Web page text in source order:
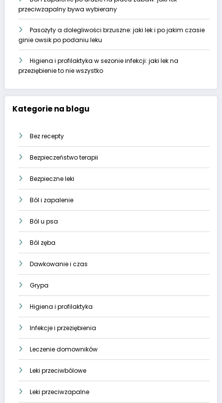
przeciwzapalny bywa wybierany
Pasożyty a dolegliwości brzuszne: jaki lek i po jakim czasie
ginie owsik po podaniu leku
Higiena i profilaktyka w sezonie infekcji: jaki lek na
przeziębienie to nie wszystko
Kategorie na blogu
Bez recepty
Bezpieczeństwo terapii
Bezpieczne leki
Ból i zapalenie
Ból u psa
Ból zęba
Dawkowanie i czas
Grypa
Higiena i profilaktyka
Infekcje i przeziębienia
Leczenie domowników
Leki przeciwbólowe
Leki przeciwzapalne